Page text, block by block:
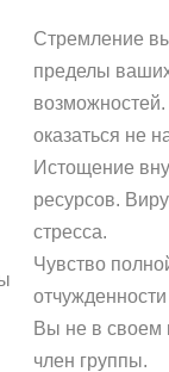
Стремление
пределы
оказаться не
Истощение
ресурсов.
стресса.
Чувство
отчужденности
Вы не в своем
член группы.